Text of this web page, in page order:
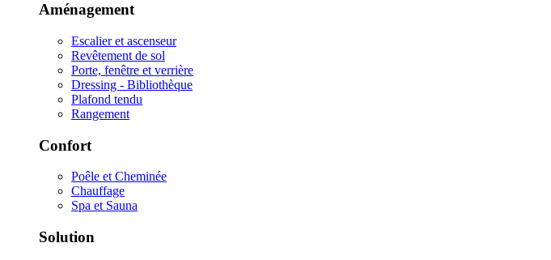
Aménagement
Escalier et ascenseur
Revêtement de sol
Porte, fenêtre et verrière
Dressing - Bibliothèque
Plafond tendu
Rangement
Confort
Poêle et Cheminée
Chauffage
Spa et Sauna
Solution